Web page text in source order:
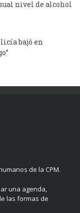
nivel de alcohol
bajó en
de la CPM.
una agenda,
las formas de